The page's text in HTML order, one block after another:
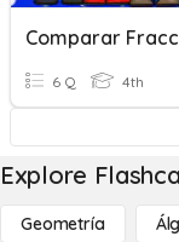
6 Q 4th
Explore
Geometría